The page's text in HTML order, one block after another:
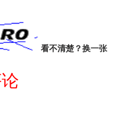
看不清楚？换一张